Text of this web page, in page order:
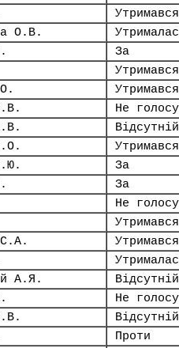
Утримався
О.В.
За
Утримався
Утримався
Не
Відсутній
Утримався
За
За
Не
Утримався
С.А.
Утримався
А.Я.
Відсутній
Не
Відсутній
Проти